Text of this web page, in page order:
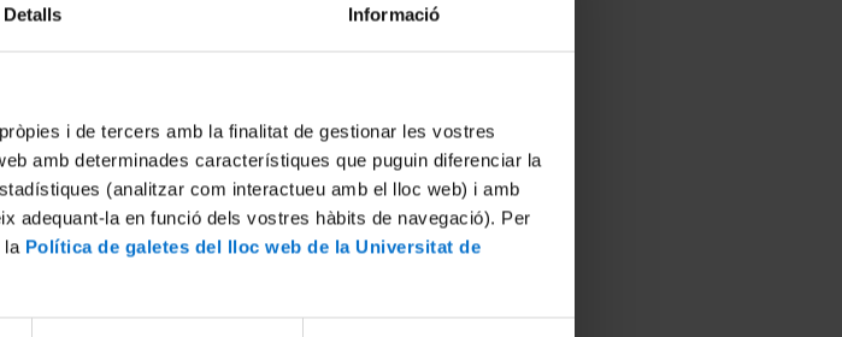
Detalls Informació
i de tercers amb la finalitat de gestionar les vostres
amb determinades característiques que puguin diferenciar la
(analitzar com interactueu amb el lloc web) i amb
adequant-la en funció dels vostres hàbits de navegació). Per
la Política de galetes del lloc web de la Universitat de